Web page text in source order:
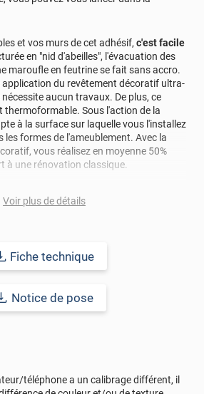
et vos murs de cet adhésif, c'est facile
en "nid d'abeilles", l'évacuation des
maroufle en feutrine se fait sans accro.
application du revêtement décoratif ultra-
aucun travaux. De plus, ce
thermoformable. Sous l'action de la
à la surface sur laquelle vous l'installez
formes de l'ameublement. Avec la
vous réalisez en moyenne 50%
à une rénovation classique.
jeunesse à vos murs ou meubles,
haute qualité avec une excellente
au test C.O.V et C-s2,d0 au feu, ce
dans un lieu ouvert public.
intérieur (anti craquèlement,
et jaunissement)
Voir plus de détails
Fiche technique
Notice de pose
téléphone a un calibrage différent, il